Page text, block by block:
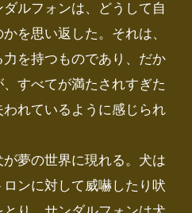
ルフォンは、どうして自
を思い返した。それは、
を持つものであり、だか
すべてが満たされすぎた
れているように感じられ
夢の世界に現れる。犬は
ンに対して威嚇したり吠